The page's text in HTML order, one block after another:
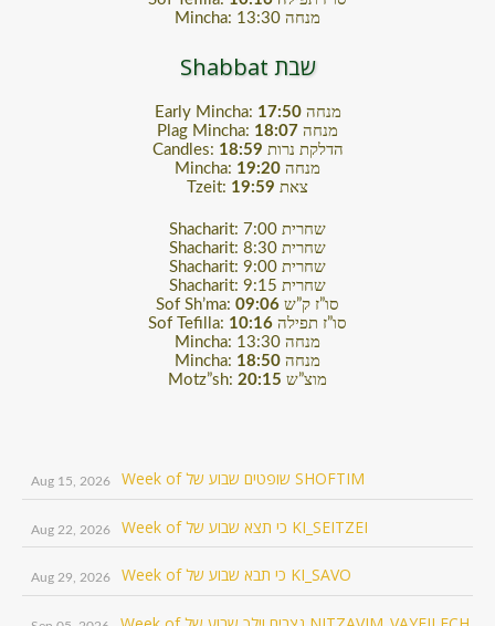
Mincha: 13:30 מנחה
Shabbat שבת
Early Mincha: 17:50 מנחה
Plag Mincha: 18:07 מנחה
Candles: 18:59 הדלקת נרות
Mincha: 19:20 מנחה
Tzeit: 19:59 צאת
Shacharit: 7:00 שחרית
Shacharit: 8:30 שחרית
Shacharit: 9:00 שחרית
Shacharit: 9:15 שחרית
Sof Sh’ma: 09:06 סו”ז ק”ש
Sof Tefilla: 10:16 סו”ז תפילה
Mincha: 13:30 מנחה
Mincha: 18:50 מנחה
Motz”sh: 20:15 מוצ”ש
Aug 15, 2026 Week of שופטים שבוע של SHOFTIM
Aug 22, 2026 Week of כי תצא שבוע של KI_SEITZEI
Aug 29, 2026 Week of כי תבא שבוע של KI_SAVO